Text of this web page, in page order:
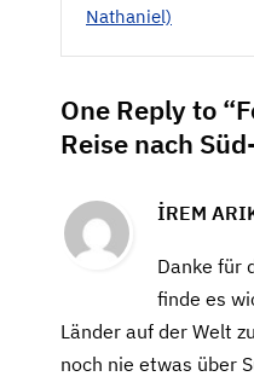
Nathaniel)
One Reply to
Reise nach
İREM
Danke für
finde es
Länder auf der Welt
noch nie etwas über